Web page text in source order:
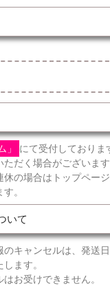
」
にて受付しておりま
だく場合がございます
の場合はトップペー
。
いて
のキャンセルは、発送
ます。
お受けできません。